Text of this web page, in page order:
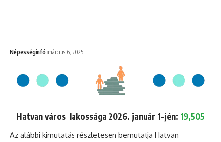
Népességinfó március 6, 2025
Hatvan város lakossága 2026. január 1-jén: 19,505
Az alábbi kimutatás részletesen bemutatja Hatvan